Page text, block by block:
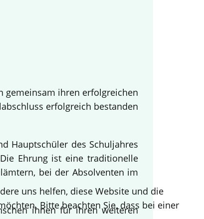
gemeinsam ihren erfolgreichen
erfolgreich bestanden
Hauptschüler des Schuljahres
Ehrung ist eine traditionelle
bei der Absolventen im
ihnen für ihren weiteren
uns helfen, diese Website und die
Bitte beachten Sie, dass bei einer